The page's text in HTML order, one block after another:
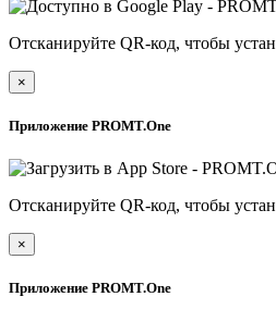
Отсканируйте QR-код, чтобы
×
Приложение PROMT.One
Отсканируйте QR-код, чтобы
×
Приложение PROMT.One